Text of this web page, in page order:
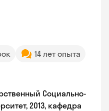
14 лет опыта
Социально-
2013, кафедра